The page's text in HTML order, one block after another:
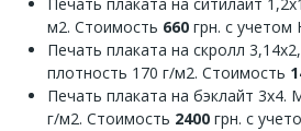
м2. Стоимость 660 грн. с учетом
Печать плаката на скролл
плотность 170 г/м2. Стоимость
Печать плаката на бэклайт 3х4.
г/м2. Стоимость 2400 грн. с